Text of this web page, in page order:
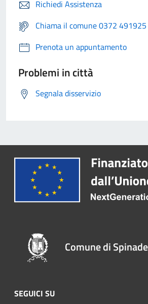
Richiedi Assistenza
Chiama il comune 0372 491925
Prenota un appuntamento
Problemi in città
Segnala disservizio
Comune di
SEGUICI SU